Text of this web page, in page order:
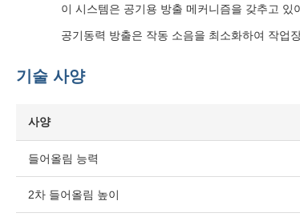
이 시스템은 공기용 방출 메커니즘을 갖추고
공기동력 방출은 작동 소음을 최소화하여 작업
기술 사양
사양
들어올림 능력
2차 들어올림 높이